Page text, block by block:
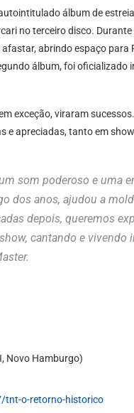
álbum de
no terceiro disco.
abrindo espaço para
álbum, foi oficializado
exceção, viraram
e apreciadas, tanto em
som poderoso e uma
dos anos, ajudou a
depois, queremos
cantando e vivendo
Novo Hamburgo)
tnt-o-retorno-historico